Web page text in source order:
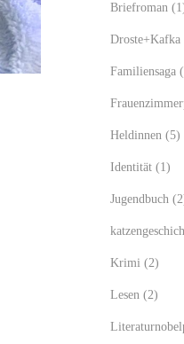
Briefroman
Droste+Kafka
Familiensaga
Heldinnen (5)
Identität (1)
Jugendbuch
Krimi (2)
Lesen (2)